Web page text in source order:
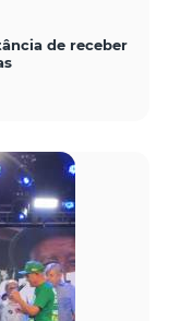
de receber